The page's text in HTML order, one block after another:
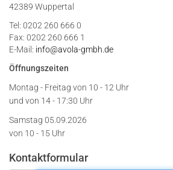
42389 Wuppertal
Tel: 0202 260 666 0
Fax: 0202 260 666 1
E-Mail: info@avola-gmbh.de
Öffnungszeiten
Montag - Freitag von 10 - 12 Uhr
und von 14 - 17:30 Uhr
Samstag 05.09.2026
von 10 - 15 Uhr
Kontaktformular